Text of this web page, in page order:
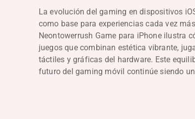
La evolución del gaming en dispositivos
como base para experiencias cada vez
Neontowerrush Game para iPhone ilustra
juegos que combinan estética vibrante,
táctiles y gráficas del hardware. Este
futuro del gaming móvil continúe siendo